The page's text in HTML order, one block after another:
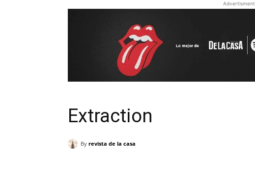
Advertisment
Extraction
By revista de la casa